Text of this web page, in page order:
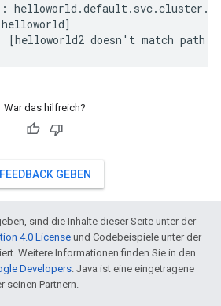
War das hilfreich?
FEEDBACK GEBEN
sind die Inhalte dieser Seite unter der
4.0 License und Codebeispiele unter der
Weitere Informationen finden Sie in den
Developers. Java ist eine eingetragene
seinen Partnern.